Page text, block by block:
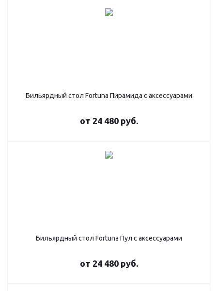
Бильярдный стол Fortuna Пирамида с аксессуарами
от 24 480 руб.
Бильярдный стол Fortuna Пул с аксессуарами
от 24 480 руб.